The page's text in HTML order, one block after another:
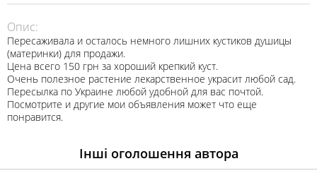
Опис:
Пересаживала и осталось немного лишних кустиков душицы
(материнки) для продажи.
Цена всего 150 грн за хороший крепкий куст.
Очень полезное растение лекарственное украсит любой сад.
Пересылка по Украине любой удобной для вас почтой.
Посмотрите и другие мои объявления может что еще
понравится.
Інші оголошення автора